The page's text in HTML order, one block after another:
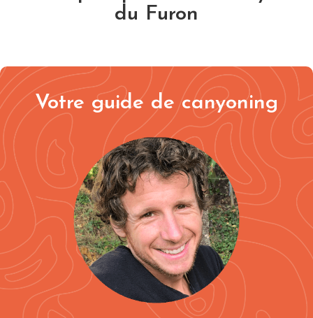
du Furon
Votre guide de canyoning